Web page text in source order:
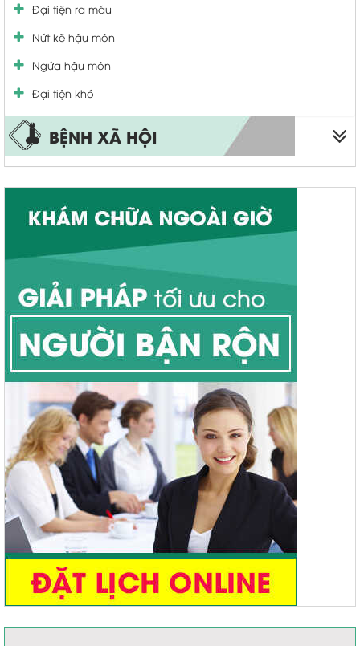
Vá màng trinh
Thu nhỏ âm đạo
viêm cổ tử cung
Đại tiện ra máu
Nứt kẽ hậu môn
Ngứa hậu môn
Đại tiện khó
BỆNH XÃ HỘI
Bệnh lậu
Mụn rộp sinh dục